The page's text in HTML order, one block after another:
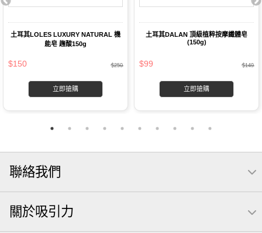
土耳其LOLES LUXURY NATURAL 機
能皂 趜酸150g
$150 $250
立即搶購
土耳其DALAN 頂級植粹按摩纖體皂
(150g)
$99 $149
立即搶購
聯絡我們
關於吸引力